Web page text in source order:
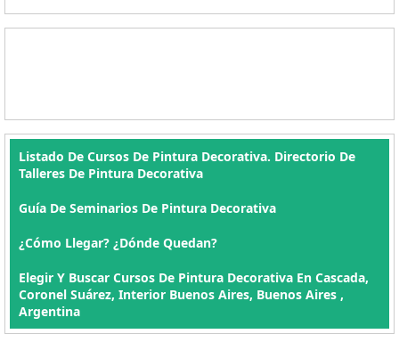
Listado De Cursos De Pintura Decorativa. Directorio De
Talleres De Pintura Decorativa
Guía De Seminarios De Pintura Decorativa
¿Cómo Llegar? ¿Dónde Quedan?
Elegir Y Buscar Cursos De Pintura Decorativa En Cascada,
Coronel Suárez, Interior Buenos Aires, Buenos Aires ,
Argentina